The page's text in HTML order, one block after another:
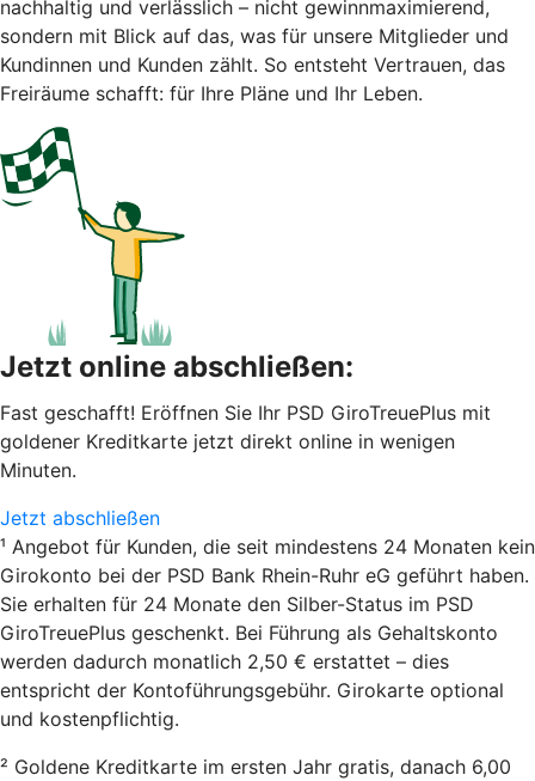
nachhaltig und verlässlich – nicht gewinnmaximierend,
sondern mit Blick auf das, was für unsere Mitglieder und
Kundinnen und Kunden zählt. So entsteht Vertrauen, das
Freiräume schafft: für Ihre Pläne und Ihr Leben.
Jetzt online abschließen:
Fast geschafft! Eröffnen Sie Ihr PSD GiroTreuePlus mit
goldener Kreditkarte jetzt direkt online in wenigen
Minuten.
Jetzt abschließen
¹ Angebot für Kunden, die seit mindestens 24 Monaten kein
Girokonto bei der PSD Bank Rhein-Ruhr eG geführt haben.
Sie erhalten für 24 Monate den Silber-Status im PSD
GiroTreuePlus geschenkt. Bei Führung als Gehaltskonto
werden dadurch monatlich 2,50 € erstattet – dies
entspricht der Kontoführungsgebühr. Girokarte optional
und kostenpflichtig.
² Goldene Kreditkarte im ersten Jahr gratis, danach 6,00